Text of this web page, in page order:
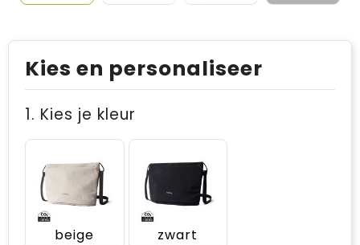
Kies en personaliseer
1. Kies je kleur
beige zwart